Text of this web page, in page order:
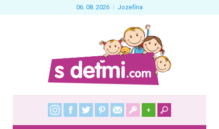
06. 08. 2026 Jozefína
+